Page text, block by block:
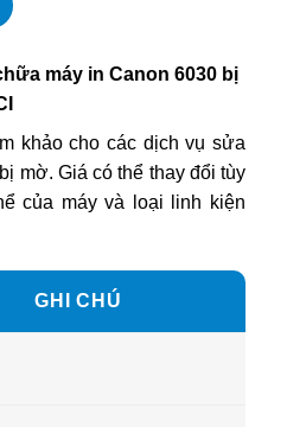
máy in Canon 6030 bị
khảo cho các dịch vụ sửa
mờ. Giá có thể thay đổi tùy
của máy và loại linh kiện
GHI CHÚ